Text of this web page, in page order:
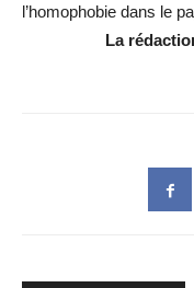
l’homophobie dans le
La